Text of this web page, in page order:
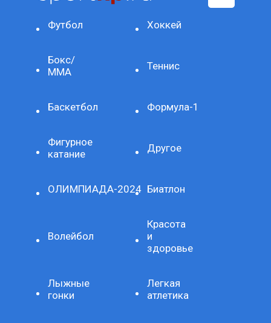
Футбол Хоккей
Бокс/
ММА
Теннис
Баскетбол Формула-1
Фигурное
катание
Другое
ОЛИМПИАДА-2024 Биатлон
Волейбол
Красота
и
здоровье
Лыжные
гонки
Легкая
атлетика